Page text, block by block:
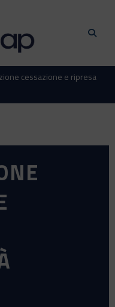
cessazione e ripresa